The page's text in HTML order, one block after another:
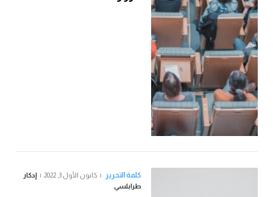
كلمة التحرير كانون الأول 3, 2022
إدكار
طرابلسي